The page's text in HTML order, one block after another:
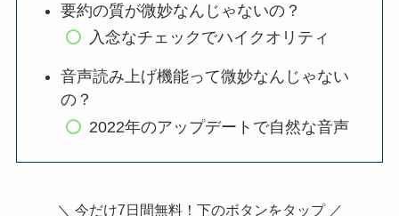
要約の質が微妙なんじゃないの？
入念なチェックでハイクオリティ
音声読み上げ機能って微妙なんじゃない
の？
2022年のアップデートで自然な音声
＼ 今だけ7日間無料！下のボタンをタップ ／